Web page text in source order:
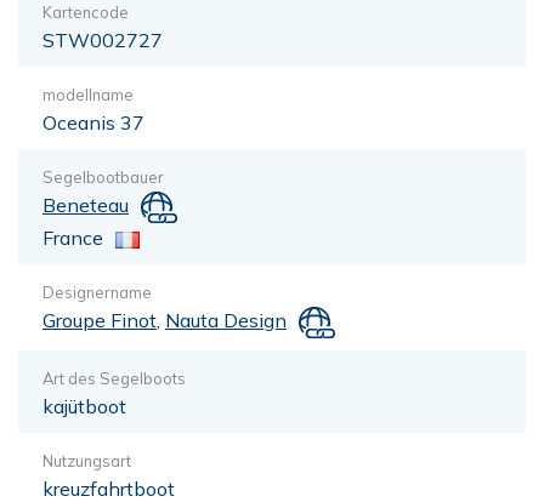
Kartencode
STW002727
modellname
Oceanis 37
Segelbootbauer
Beneteau
France
Designername
Groupe Finot Nauta Design
Art des Segelboots
kajütboot
Nutzungsart
kreuzfahrtboot